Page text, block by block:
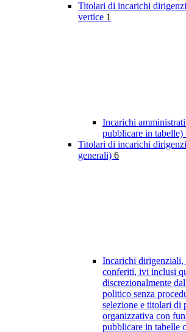
Titolari di incarichi
vertice 1
Incarichi
pubblicare in tabelle)
Titolari di incarichi
generali) 6
Incarichi dirigenziali,
conferiti, ivi inclusi
discrezionalmente
politico senza
selezione e titolari di
organizzativa con
pubblicare in tabelle